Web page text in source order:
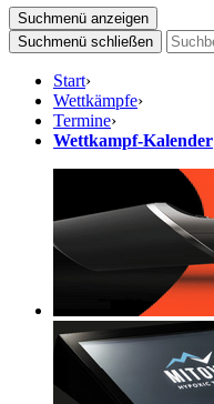
Suchmenü anzeigen
Suchmenü schließen
Start›
Wettkämpfe›
Termine›
Wettkampf-Kalender